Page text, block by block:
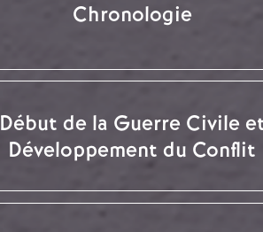
Chronologie
Début de la Guerre Civile
Développement du Conflit